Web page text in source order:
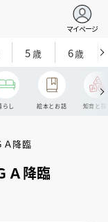
マイページ
5歳 6歳
らし 絵本とお話 知育と探
Ａ降臨